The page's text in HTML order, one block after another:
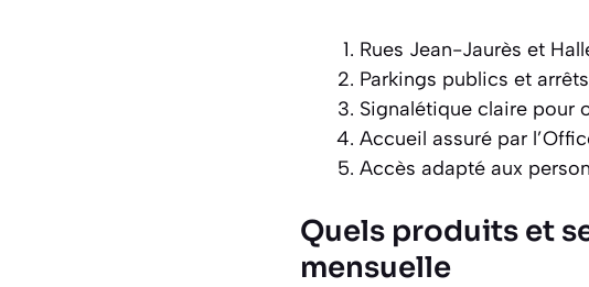
Rues Jean-Jaurès et
Parkings publics et
Signalétique claire pour
Accueil assuré par
Accès adapté aux
Quels produits et
mensuelle